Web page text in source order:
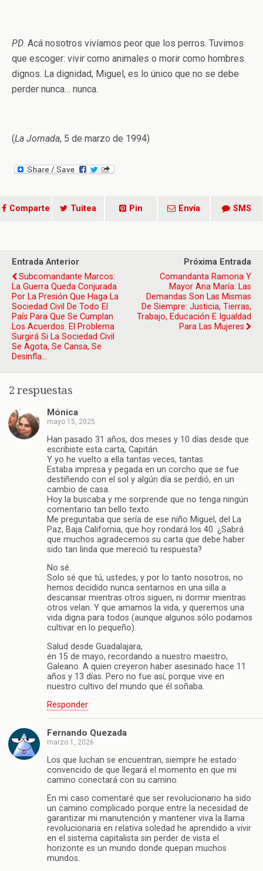
PD. Acá nosotros vivíamos peor que los perros. Tuvimos
que escoger: vivir como animales o morir como hombres
dignos. La dignidad, Miguel, es lo único que no se debe
perder nunca… nunca.
(La Jornada, 5 de marzo de 1994)
Comparte Tuitea Pin Envía SMS
Entrada Anterior
Subcomandante Marcos:
La Guerra Queda Conjurada
Por La Presión Que Haga La
Sociedad Civil De Todo El
País Para Que Se Cumplan
Los Acuerdos. El Problema
Surgirá Si La Sociedad Civil
Se Agota, Se Cansa, Se
Desinfla…
Próxima Entrada
Comandanta Ramona Y
Mayor Ana María: Las
Demandas Son Las Mismas
De Siempre: Justicia, Tierras,
Trabajo, Educación E Igualdad
Para Las Mujeres
2 respuestas
Mónica
mayo 15, 2025
Han pasado 31 años, dos meses y 10 días desde que
escribiste esta carta, Capitán.
Y yo he vuelto a ella tantas veces, tantas.
Estaba impresa y pegada en un corcho que se fue
destiñendo con el sol y algún día se perdió, en un
cambio de casa.
Hoy la buscaba y me sorprende que no tenga ningún
comentario tan bello texto.
Me preguntaba que sería de ese niño Miguel, del La
Paz, Baja California, que hoy rondará los 40. ¿Sabrá
que muchos agradecemos su carta que debe haber
sido tan linda que mereció tu respuesta?
No sé.
Solo sé que tú, ustedes, y por lo tanto nosotros, no
hemos decidido nunca sentarnos en una silla a
descansar mientras otros siguen, ni dormir mientras
otros velan. Y que amamos la vida, y queremos una
vida digna para todos (aunque algunos sólo podamos
cultivar en lo pequeño).
Salud desde Guadalajara,
en 15 de mayo, recordando a nuestro maestro,
Galeano. A quien creyeron haber asesinado hace 11
años y 13 días. Pero no fue así, porque vive en
nuestro cultivo del mundo que él soñaba.
Responder
Fernando Quezada
marzo 1, 2026
Los que luchan se encuentran, siempre he estado
convencido de que llegará el momento en que mi
camino conectará con su camino.
En mi caso comentaré que ser revolucionario ha sido
un camino complicado porque entre la necesidad de
garantizar mi manutención y mantener viva la llama
revolucionaria en relativa soledad he aprendido a vivir
en el sistema capitalista sin perder de vista el
horizonte es un mundo donde quepan muchos
mundos.